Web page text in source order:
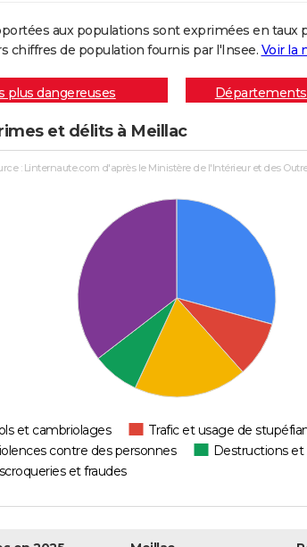
aux populations sont exprimées en
chiffres de population fournis par l'Insee. Voir la
plus dangereuses
et délits à Meillac
: Linternaute.com d'après le Ministère de l'Intérieur et des
et cambriolages
Trafic et usage de
contre des personnes
Destructions
et fraudes